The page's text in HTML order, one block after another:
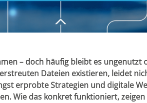
– doch häufig bleibt es
Dateien existieren, leidet
erprobte Strategien und digitale
Wie das konkret funktioniert,